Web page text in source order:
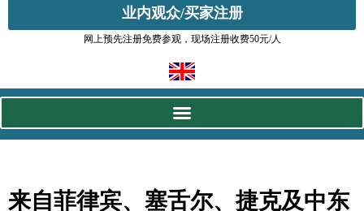
业内观众/买家注册
网上预先注册免费参观，现场注册收费50元/人
来自菲律宾、塞舌尔、捷克及中东